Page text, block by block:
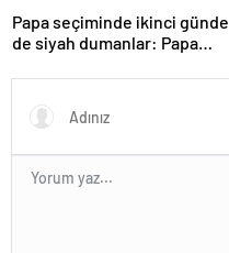
Papa seçiminde ikinci günde
de siyah dumanlar: Papa